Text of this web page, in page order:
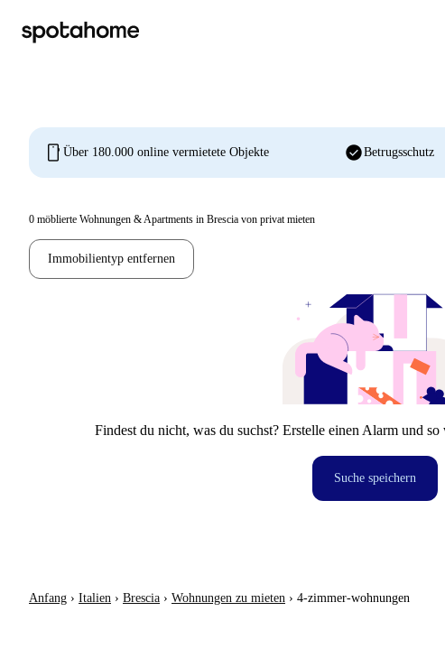
mobile Über 180.000 online vermietete Objekte check_circleBetrugsschutz
0 möblierte Wohnungen & Apartments in Brescia von privat mieten
Immobilientyp entfernen
Findest du nicht, was du suchst? Erstelle einen Alarm und
Suche speichern
Anfang › Italien › Brescia › Wohnungen zu mieten › 4-zimmer-wohnungen